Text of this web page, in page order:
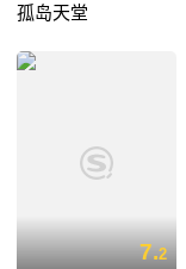
孤岛天堂
7.2